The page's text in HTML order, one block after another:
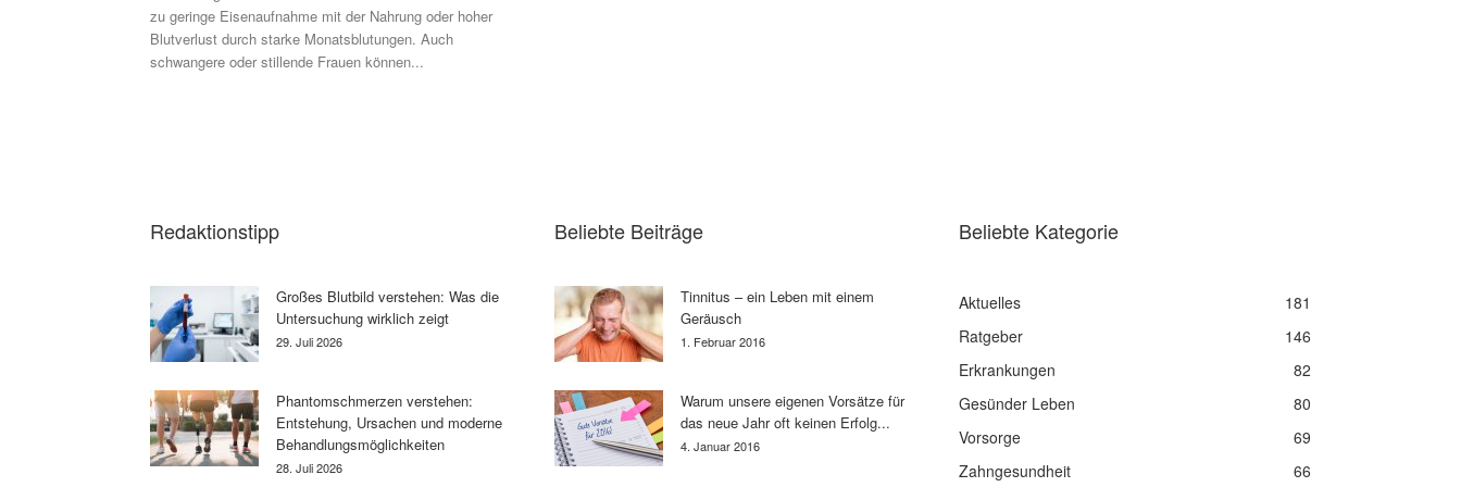
zu geringe Eisenaufnahme mit der Nahrung oder hoher
Blutverlust durch starke Monatsblutungen. Auch
schwangere oder stillende Frauen können...
Redaktionstipp
Großes Blutbild verstehen: Was die
Untersuchung wirklich zeigt
29. Juli 2026
Phantomschmerzen verstehen:
Entstehung, Ursachen und moderne
Behandlungsmöglichkeiten
28. Juli 2026
Beliebte Beiträge
Tinnitus – ein Leben mit einem
Geräusch
1. Februar 2016
Warum unsere eigenen Vorsätze für
das neue Jahr oft keinen Erfolg...
4. Januar 2016
Beliebte Kategorie
Aktuelles
181
Ratgeber
146
Erkrankungen
82
Gesünder Leben
80
Vorsorge
69
Zahngesundheit
66